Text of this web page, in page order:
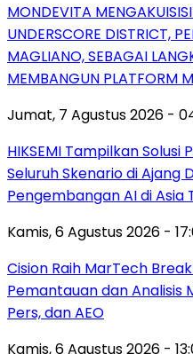
MONDEVITA
UNDERSCORE DISTRICT,
MAGLIANO, SEBAGAI
MEMBANGUN PLATFORM
Jumat, 7 Agustus 2026 -
HIKSEMI Tampilkan
Seluruh Skenario di Ajang
Pengembangan AI di Asia
Kamis, 6 Agustus 2026 -
Cision Raih MarTech
Pemantauan dan Analisis
Pers, dan AEO
Kamis, 6 Agustus 2026 -